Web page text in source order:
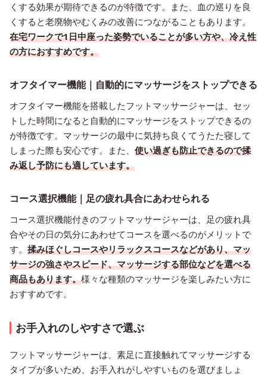
くする効果が期待できるのが特徴です。また、血の巡りを良
くすると老廃物やむくみの改善につながることもあります。
在宅ワークで1日中座った姿勢でいることが多い方や、冷え性
の方におすすめです。
オフタイマー機能｜自動的にマッサージをストップできる
オフタイマー機能を搭載したフットマッサージャーは、セッ
トした時間になると自動的にマッサージをストップできるの
が特徴です。マッサージの最中に気持ち良くてうたた寝して
しまった際も安心です。また、 使い過ぎも防止できるので揉
み返し予防にも適しています。
コース選択機能｜足の疲れ具合にあわせられる
コース選択機能付きのフットマッサージャーは、足の疲れ具
合やその日の気分にあわせてコースを選べるのがメリットで
す。 揉みほぐしコースやリラックスコースなどがあり、マッ
サージの強さやスピード、マッサージする部位などを選べる
商品もあります。様々な種類のマッサージを楽しみたい方に
おすすめです。
お手入れのしやすさで選ぶ
フットマッサージャーは、素足に直接触れてマッサージする
タイプが多いため、お手入れがしやすいものを選びましょ